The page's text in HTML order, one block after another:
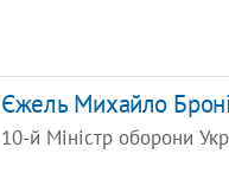
Єжель Михайло
10-й Міністр оборони